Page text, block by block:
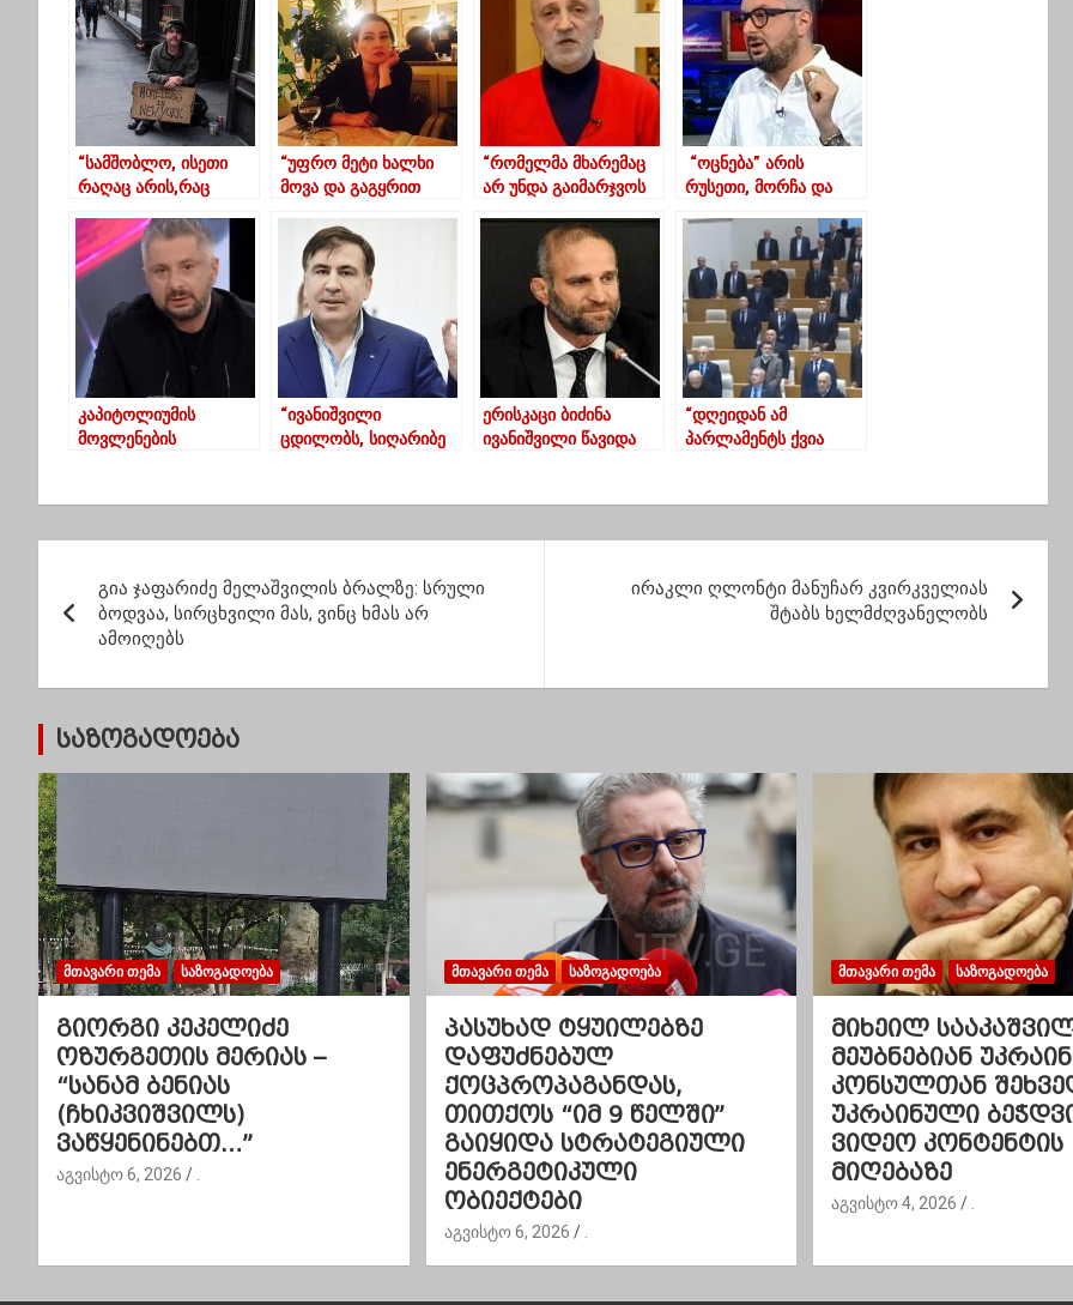
“სამშობლო, ისეთი
რაღაც არის,რაც
თანხაზე არ იყიდება”
“უფრო მეტი ხალხი
მოვა და გაგყრით
ჩარკვიანი
“რომელმა მხარემაც
არ უნდა გაიმარჯვოს
ეს იქნება პიროსის
გამარჯვება”
“ოცნება” არის
რუსეთი, მორჩა და
კაპიტოლიუმის
მოვლენების
პენსია – ნიკა
“ივანიშვილი
ცდილობს, სიღარიბე
მემკვიდრეობით
ერისკაცი ბიძინა
ივანიშვილი წავიდა
კურტანიძე
“დღეიდან ამ
პარლამენტს ქვია
ო
ტ
ი
ს
ნ
ა
ვ
ი
გ
ა
ც
გია ჯაფარიძე მელაშვილის ბრალზე: სრული
ბოდვაა, სირცხვილი მას, ვინც ხმას არ
ამოიღებს
ირაკლი ღლონტი მანუჩარ კვირკველიას
შტაბს ხელმძღვანელობს
საზოგადოება
ᲛᲗᲐᲕᲐᲠᲘ ᲗᲔᲛᲐ ᲡᲐᲖᲝᲒᲐᲓᲝᲔᲑᲐ
გიორგი კეკელიძე
ოზურგეთის მერიას –
“სანამ ბენიას
(ჩხიკვიშვილს)
ვაწყენინებთ…”
აგვისტო 6, 2026
ᲛᲗᲐᲕᲐᲠᲘ ᲗᲔᲛᲐ ᲡᲐᲖᲝᲒᲐᲓᲝᲔᲑᲐ
პასუხად ტყუილებზე
დაფუძნებულ
ქოცპროპაგანდას,
თითქოს “იმ 9 წელში”
გაიყიდა სტრატეგიული
ენერგეტიკული
ობიექტები
აგვისტო 6, 2026
ᲛᲗᲐᲕᲐᲠᲘ ᲗᲔᲛᲐ ᲡᲐᲖᲝᲒᲐᲓᲝᲔᲑᲐ
მიხეილ
მეუბნებიან
კონსულთან
უკრაინული
ვიდეო კონტენტის
მიღებაზე
აგვისტო 4, 2026